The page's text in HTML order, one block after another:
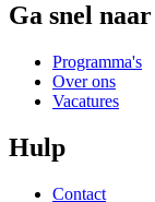
Ga snel naar
Programma's
Over ons
Vacatures
Hulp
Contact